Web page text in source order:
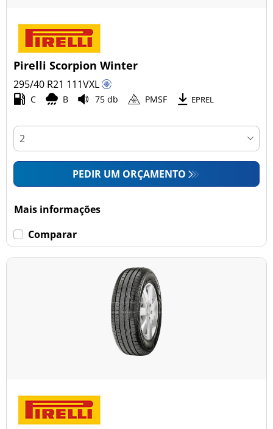
Pirelli Scorpion Winter
295/40 R21 111VXL
C B 75 db PMSF EPREL
PEDIR UM ORÇAMENTO
Mais informações
Comparar